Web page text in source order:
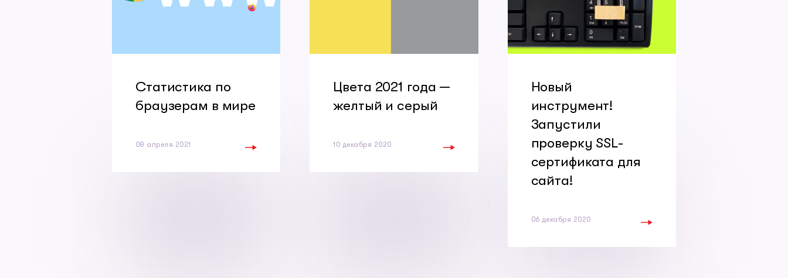
Статистика по
браузерам в мире
08 апреля 2021
Цвета 2021 года —
желтый и серый
10 декабря 2020
Новый
инструмент!
Запустили
проверку SSL-
сертификата для
сайта!
06 декабря 2020